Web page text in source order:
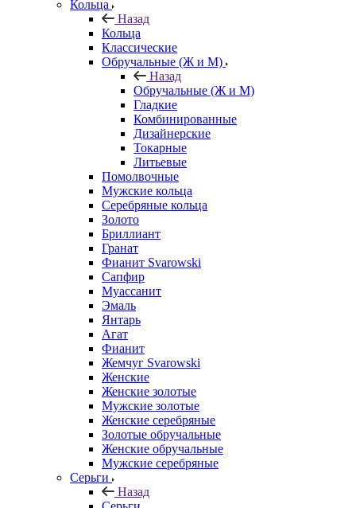
Кольца
Назад
Кольца
Классические
Обручальные (Ж и М)
Назад
Обручальные (Ж и М)
Гладкие
Комбинированные
Дизайнерские
Токарные
Литьевые
Помолвочные
Мужские кольца
Серебряные кольца
Золото
Бриллиант
Гранат
Фианит Svarowski
Сапфир
Муассанит
Эмаль
Янтарь
Агат
Фианит
Жемчуг Svarowski
Женские
Женские золотые
Мужские золотые
Женские серебряные
Золотые обручальные
Женские обручальные
Мужские серебряные
Серьги
Назад